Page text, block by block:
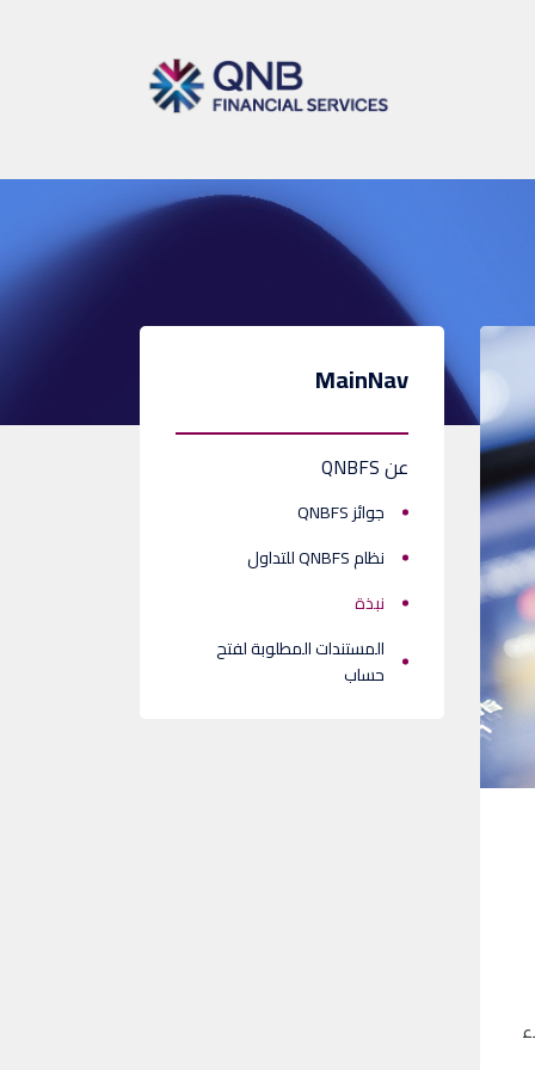
MainNav
عن QNBFS
جوائز QNBFS
نظام QNBFS للتداول
نبذة
المستندات المطلوبة لفتح
حساب